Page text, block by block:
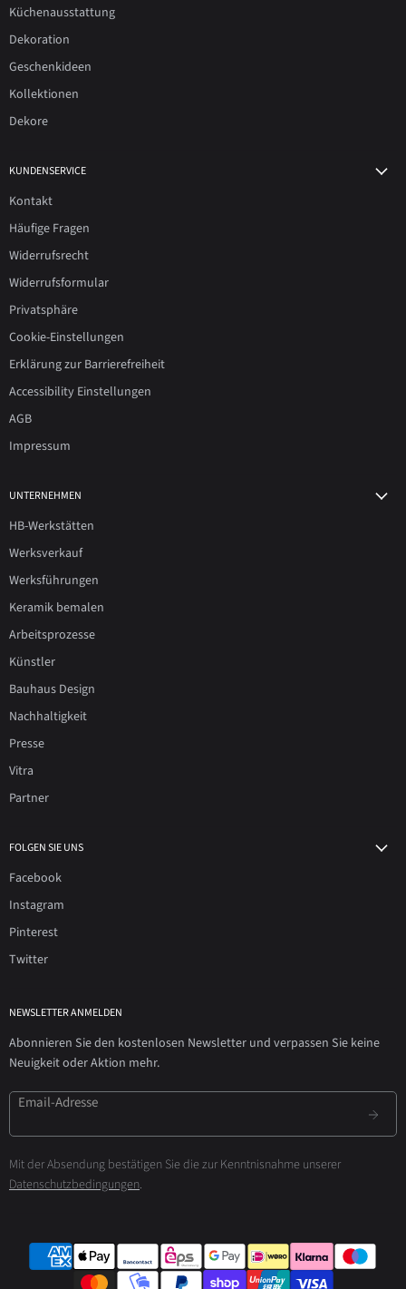
Küchenausstattung
Dekoration
Geschenkideen
Kollektionen
Dekore
KUNDENSERVICE
Kontakt
Häufige Fragen
Widerrufsrecht
Widerrufsformular
Privatsphäre
Cookie-Einstellungen
Erklärung zur Barrierefreiheit
Accessibility Einstellungen
AGB
Impressum
UNTERNEHMEN
HB-Werkstätten
Werksverkauf
Werksführungen
Keramik bemalen
Arbeitsprozesse
Künstler
Bauhaus Design
Nachhaltigkeit
Presse
Vitra
Partner
FOLGEN SIE UNS
Facebook
Instagram
Pinterest
Twitter
NEWSLETTER ANMELDEN
Abonnieren Sie den kostenlosen Newsletter und verpassen Sie keine
Neuigkeit oder Aktion mehr.
Email-Adresse
Mit der Absendung bestätigen Sie die zur Kenntnisnahme unserer
Datenschutzbedingungen.